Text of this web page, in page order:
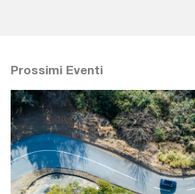
Prossimi Eventi